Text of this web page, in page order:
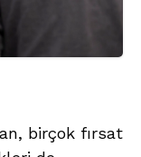
birçok fırsat